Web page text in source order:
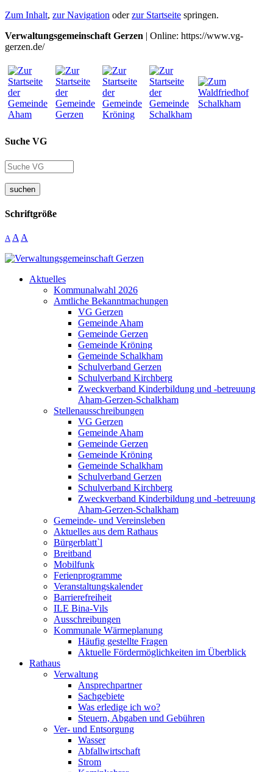
Zum Inhalt, zur Navigation oderzur Startseite springen.
Verwaltungsgemeinschaft Gerzen | Online: https://www.vg-
gerzen.de/
Suche VG
suchen
Schriftgröße
A A A
Aktuelles
Kommunalwahl 2026
Amtliche Bekanntmachungen
VG Gerzen
Gemeinde Aham
Gemeinde Gerzen
Gemeinde Kröning
Gemeinde Schalkham
Schulverband Gerzen
Schulverband Kirchberg
Zweckverband Kinderbildung und -betreuung
Aham-Gerzen-Schalkham
Stellenausschreibungen
VG Gerzen
Gemeinde Aham
Gemeinde Gerzen
Gemeinde Kröning
Gemeinde Schalkham
Schulverband Gerzen
Schulverband Kirchberg
Zweckverband Kinderbildung und -betreuung
Aham-Gerzen-Schalkham
Gemeinde- und Vereinsleben
Aktuelles aus dem Rathaus
Bürgerblatt`l
Breitband
Mobilfunk
Ferienprogramme
Veranstaltungskalender
Barrierefreiheit
ILE Bina-Vils
Ausschreibungen
Kommunale Wärmeplanung
Häufig gestellte Fragen
Aktuelle Fördermöglichkeiten im Überblick
Rathaus
Verwaltung
Ansprechpartner
Sachgebiete
Was erledige ich wo?
Steuern, Abgaben und Gebühren
Ver- und Entsorgung
Wasser
Abfallwirtschaft
Strom